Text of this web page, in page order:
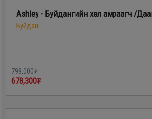
Ashley - Буйдангийн хөл амраагч /
Буйдан
798,000₮
678,300₮